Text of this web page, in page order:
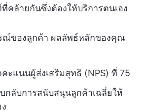
ล้ายกันซึ่งต้องให้บริการตนเอง
ณ์ของลูกค้า ผลลัพธ์หลักของคุณ
ะแนนผู้ส่งเสริมสุทธิ (NPS) ที่ 75
กลับการสนับสนุนลูกค้าเฉลี่ยให้